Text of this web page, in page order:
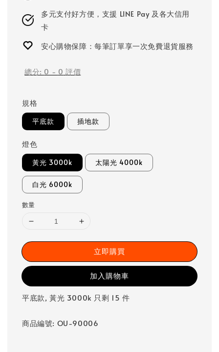
多元支付好方便，支援 LINE Pay 及各大信用
卡
安心購物保障：每筆訂單享一次免費退貨服務
總分: 0 - 0 評價
規格
平底款 插地款
燈色
黃光 3000k 太陽光 4000k
白光 6000k
數量
立即購買
加入購物車
平底款, 黃光 3000k 只剩 15 件
商品編號: OU-90006